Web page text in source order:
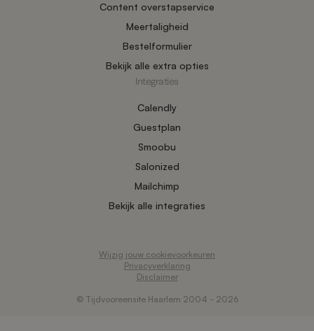
Content overstapservice
Meertaligheid
Bestelformulier
Bekijk alle extra opties
Integraties
Calendly
Guestplan
Smoobu
Salonized
Mailchimp
Bekijk alle integraties
Wijzig jouw cookievoorkeuren
Privacyverklaring
Disclaimer
© Tijdvooreensite Haarlem 2004 - 2026